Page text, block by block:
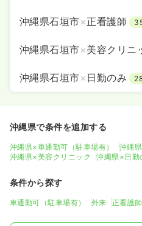
沖縄県石垣市×正看護師
沖縄県石垣市×美容クリニ
沖縄県石垣市× 日勤のみ
沖縄県で条件を追加する
沖縄県×車通勤可（駐車場有） 沖縄
沖縄県×美容クリニック
沖縄県×日勤
条件から探す
車通勤可（駐車場有） 外来 正看護師